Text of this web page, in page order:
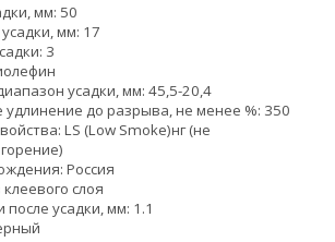
мм: 50
мм: 17
3
усадки, мм: 45,5-20,4
удлинение до разрыва, не менее %: 350
LS (Low Smoke)нг (не
Россия
слоя
усадки, мм: 1.1